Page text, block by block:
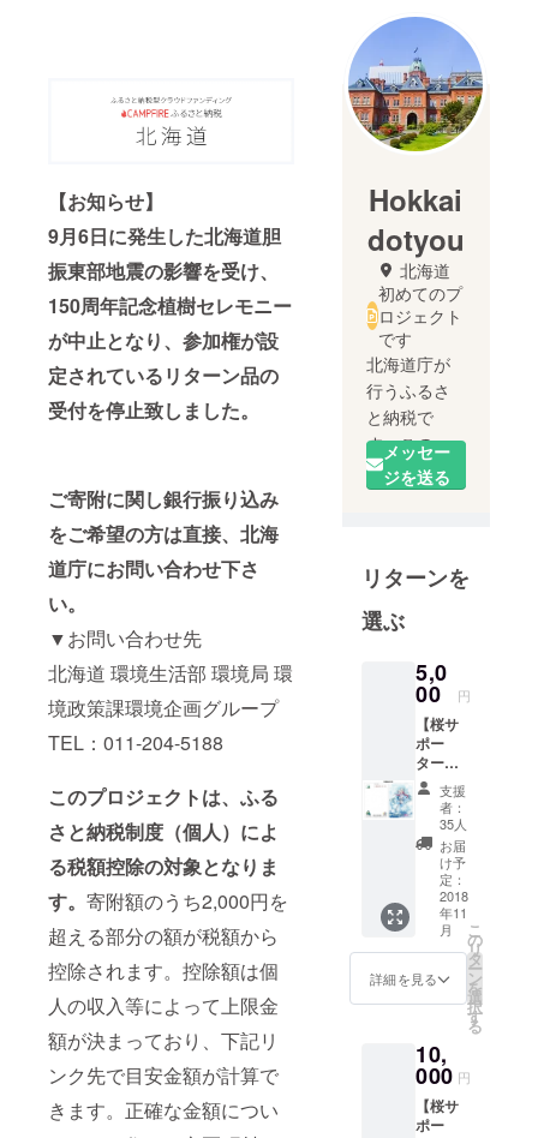
【お知らせ】
9月6日に発生した北海道胆
振東部地震の影響を受け、
150周年記念植樹セレモニー
が中止となり、参加権が設
定されているリターン品の
受付を停止致しました。
ご寄附に関し銀行振り込み
をご希望の方は直接、北海
道庁にお問い合わせ下さ
い。
▼お問い合わせ先
北海道 環境生活部 環境局 環
境政策課環境企画グループ
TEL：011-204-5188
このプロジェクトは、ふる
さと納税制度（個人）によ
る税額控除の対象となりま
す。 寄附額のうち2,000円を
超える部分の額が税額から
控除されます。控除額は個
人の収入等によって上限金
額が決まっており、下記リ
ンク先で目安金額が計算で
きます。正確な金額につい
Hokkai
dotyou
北海道
初めてのプ
ロジェクト
です
北海道庁が
行うふるさ
と納税で
す。このプ
ロジェクト
は寄附控除
メッセー
ジを送る
リターンを
選ぶ
5,0
00 円
【桜サ
ポー
ター】
・お
礼状
・
ホーム
ページ
に氏名
掲載
（希望
者の
み）
・特
製「北
海道１
雪ミク
＆えこ
之助」
絵はが
き（１
支援
者：
35人
お届
け予
定：
2018
年11
月
詳細を見る
こ
の
リ
タ
ー
ン
を
選
択
す
る
10,
000 円
【桜サ
ポー